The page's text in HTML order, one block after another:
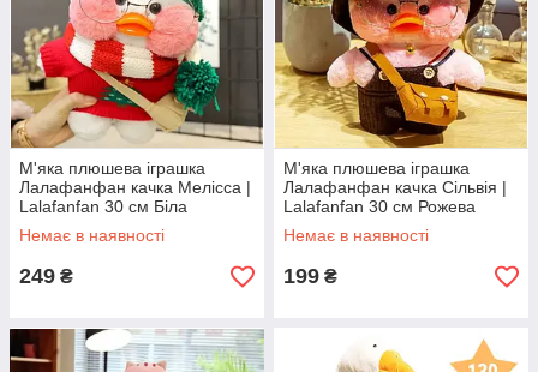
М'яка плюшева іграшка
Лалафанфан качка Мелісса |
Lalafanfan 30 см Біла
Немає в наявності
249 ₴
М'яка плюшева іграшка
Лалафанфан качка Сільвія |
Lalafanfan 30 см Рожева
Немає в наявності
199 ₴